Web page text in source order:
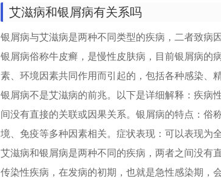
艾滋病和银屑病有关系吗
银屑病与艾滋病是两种不同类型的疾病，二者致病
银屑病俗称牛皮癣，是慢性皮肤病，目前银屑病的
素、环境因素共同作用而引起的，包括各种感染、
银屑病不是艾滋病的前兆。以下是详细解释：疾病
间没有直接的关联或因果关系。银屑病的特点：俗
境、免疫等多种因素相关。症状表现：可以表现为
艾滋病和银屑病是两种不同的疾病，两者之间没有
传染性疾病，在发病的初期，也就是急性感染期，